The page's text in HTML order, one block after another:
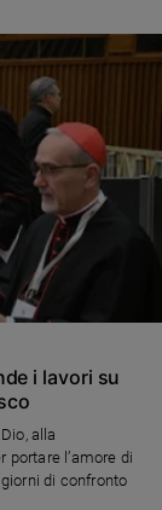
i lavori su
alla
portare l’amore di
di confronto